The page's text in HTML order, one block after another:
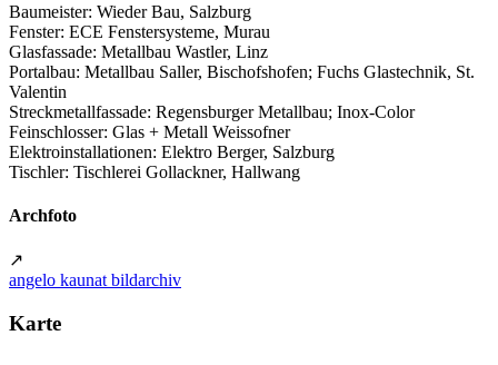
Baumeister: Wieder Bau, Salzburg
Fenster: ECE Fenstersysteme, Murau
Glasfassade: Metallbau Wastler, Linz
Portalbau: Metallbau Saller, Bischofshofen; Fuchs Glastechnik, St.
Valentin
Streckmetallfassade: Regensburger Metallbau; Inox-Color
Feinschlosser: Glas + Metall Weissofner
Elektroinstallationen: Elektro Berger, Salzburg
Tischler: Tischlerei Gollackner, Hallwang
Archfoto
↗
angelo kaunat bildarchiv
Karte